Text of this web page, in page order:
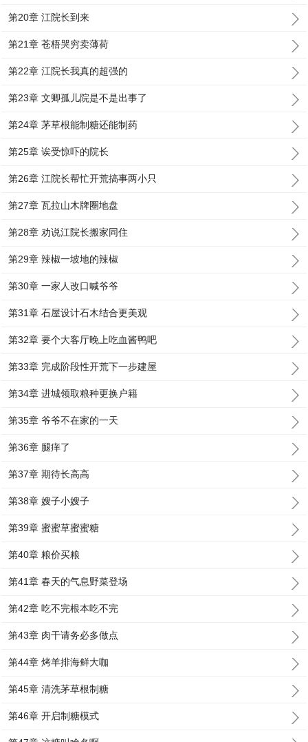
第20章 江院长到来
第21章 苍梧哭穷卖薄荷
第22章 江院长我真的超强的
第23章 文卿孤儿院是不是出事了
第24章 茅草根能制糖还能制药
第25章 诶受惊吓的院长
第26章 江院长帮忙开荒搞事两小只
第27章 瓦拉山木牌圈地盘
第28章 劝说江院长搬家同住
第29章 辣椒一坡地的辣椒
第30章 一家人改口喊爷爷
第31章 石屋设计石木结合更美观
第32章 要个大客厅晚上吃血酱鸭吧
第33章 完成阶段性开荒下一步建屋
第34章 进城领取粮种更换户籍
第35章 爷爷不在家的一天
第36章 腿痒了
第37章 期待长高高
第38章 嫂子小嫂子
第39章 蜜蜜草蜜蜜糖
第40章 粮价买粮
第41章 春天的气息野菜登场
第42章 吃不完根本吃不完
第43章 肉干请务必多做点
第44章 烤羊排海鲜大咖
第45章 清洗茅草根制糖
第46章 开启制糖模式